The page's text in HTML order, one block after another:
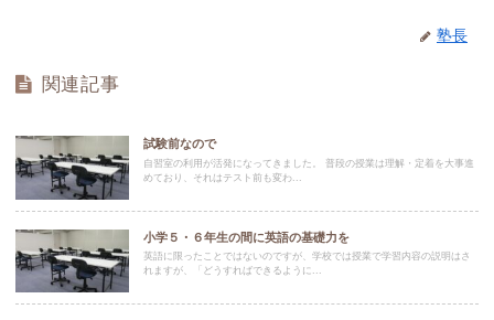
塾長
関連記事
試験前なので
自習室の利用が活発になってきました。 普段の授業は理解・定着を大事進
めており、それはテスト前も変わ...
小学５・６年生の間に英語の基礎力を
英語に限ったことではないのですが、学校では授業で学習内容の説明はさ
れますが、「どうすればできるように...